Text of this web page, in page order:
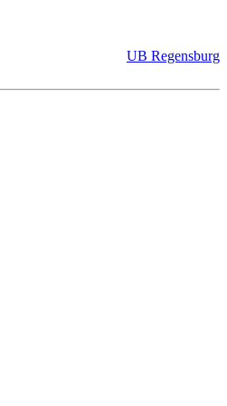
UB Regensburg